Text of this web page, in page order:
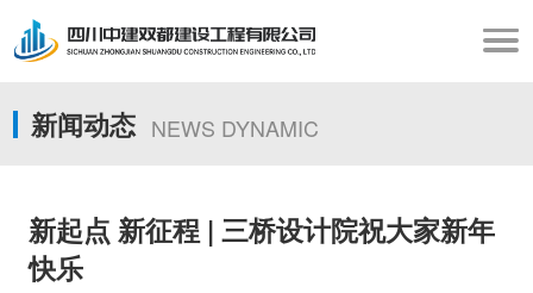
新闻动态 NEWS DYNAMIC
新起点 新征程 | 三桥设计院祝大家新年
快乐